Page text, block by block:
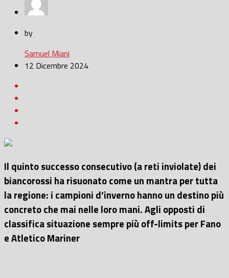
by
Samuel Miani
12 Dicembre 2024
Il quinto successo consecutivo (a reti inviolate) dei
biancorossi ha risuonato come un mantra per tutta
la regione: i campioni d’inverno hanno un destino più
concreto che mai nelle loro mani. Agli opposti di
classifica situazione sempre più off-limits per Fano
e Atletico Mariner